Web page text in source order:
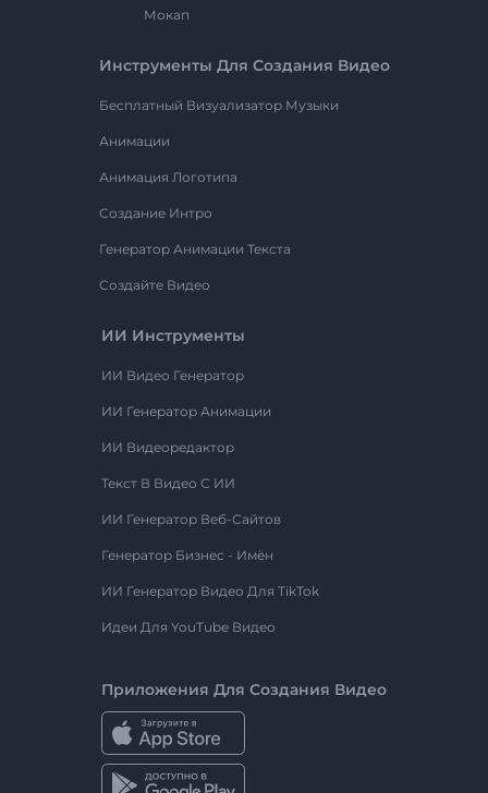
Мокап
Инструменты Для Создания Видео
Бесплатный Визуализатор Музыки
Анимации
Анимация Логотипа
Создание Интро
Генератор Анимации Текста
Создайте Видео
ИИ Инструменты
ИИ Видео Генератор
ИИ Генератор Анимации
ИИ Видеоредактор
Текст В Видео С ИИ
ИИ Генератор Веб-Сайтов
Генератор Бизнес - Имён
ИИ Генератор Видео Для TikTok
Идеи Для YouTube Видео
Приложения Для Создания Видео